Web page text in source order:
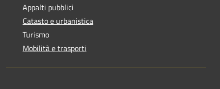
Appalti pubblici
Catasto e urbanistica
Turismo
Mobilità e trasporti